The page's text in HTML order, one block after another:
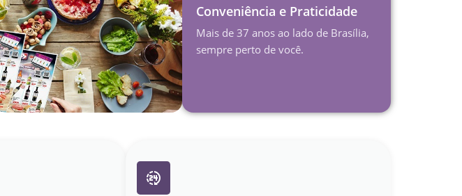
Conveniência e Praticidade
Mais de 37 anos ao lado de Brasília,
sempre perto de você.